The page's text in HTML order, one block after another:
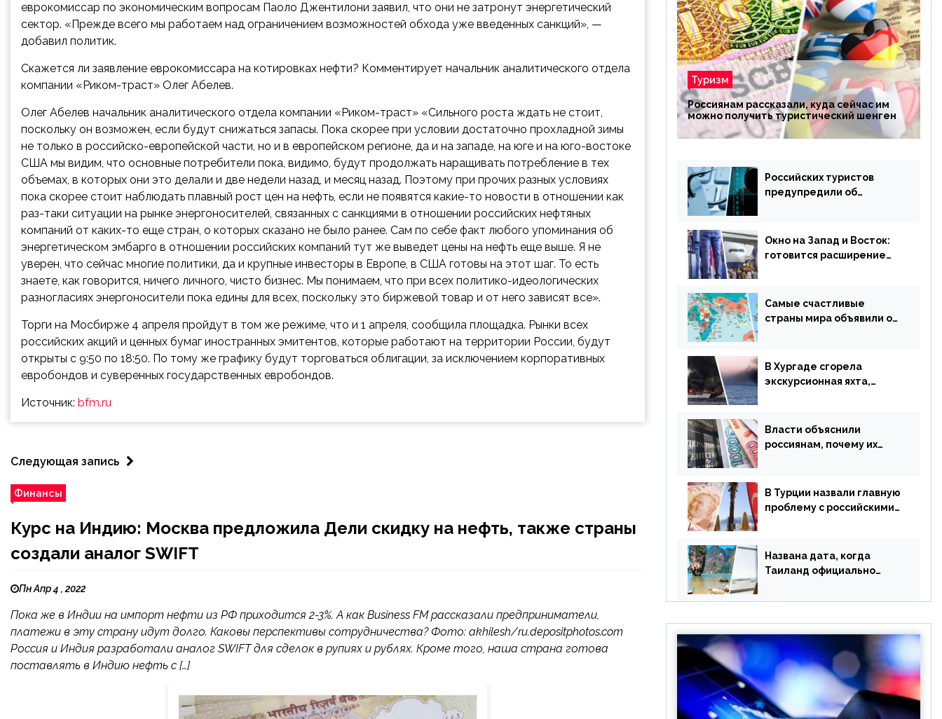
еврокомиссар по экономическим вопросам Паоло Джентилони заявил, что они не затронут энергетический
сектор. «Прежде всего мы работаем над ограничением возможностей обхода уже введенных санкций», —
добавил политик.
Скажется ли заявление еврокомиссара на котировках нефти? Комментирует начальник аналитического отдела
компании «Риком-траст» Олег Абелев.
Олег Абелев начальник аналитического отдела компании «Риком-траст» «Сильного роста ждать не стоит,
поскольку он возможен, если будут снижаться запасы. Пока скорее при условии достаточно прохладной зимы
не только в российско-европейской части, но и в европейском регионе, да и на западе, на юге и на юго-востоке
США мы видим, что основные потребители пока, видимо, будут продолжать наращивать потребление в тех
объемах, в которых они это делали и две недели назад, и месяц назад. Поэтому при прочих разных условиях
пока скорее стоит наблюдать плавный рост цен на нефть, если не появятся какие-то новости в отношении как
раз-таки ситуации на рынке энергоносителей, связанных с санкциями в отношении российских нефтяных
компаний от каких-то еще стран, о которых сказано не было ранее. Сам по себе факт любого упоминания об
энергетическом эмбарго в отношении российских компаний тут же выведет цены на нефть еще выше. Я не
уверен, что сейчас многие политики, да и крупные инвесторы в Европе, в США готовы на этот шаг. То есть
знаете, как говорится, ничего личного, чисто бизнес. Мы понимаем, что при всех политико-идеологических
разногласиях энергоносители пока едины для всех, поскольку это биржевой товар и от него зависят все».
Торги на Мосбирже 4 апреля пройдут в том же режиме, что и 1 апреля, сообщила площадка. Рынки всех
российских акций и ценных бумаг иностранных эмитентов, которые работают на территории России, будут
открыты с 9:50 по 18:50. По тому же графику будут торговаться облигации, за исключением корпоративных
евробондов и суверенных государственных евробондов.
Источник: bfm.ru
Следующая запись
Финансы
Курс на Индию: Москва предложила Дели скидку на нефть, также страны
создали аналог SWIFT
Пн Апр 4 , 2022
Пока же в Индии на импорт нефти из РФ приходится 2-3%. А как Business FM рассказали предприниматели,
платежи в эту страну идут долго. Каковы перспективы сотрудничества? Фото: akhilesh/ru.depositphotos.com
Россия и Индия разработали аналог SWIFT для сделок в рупиях и рублях. Кроме того, наша страна готова
поставлять в Индию нефть с […]
Туризм
Россиянам рассказали, куда сейчас им
можно получить туристический шенген
Российских туристов
предупредили об
мошенничества
Окно на Запад и Восток:
готовится расширение
страну
Самые счастливые
страны мира объявили об
В Хургаде сгорела
экскурсионная яхта,
Власти объяснили
россиянам, почему их
В Турции назвали главную
проблему с российскими
Названа дата, когда
Таиланд официально
ограничения